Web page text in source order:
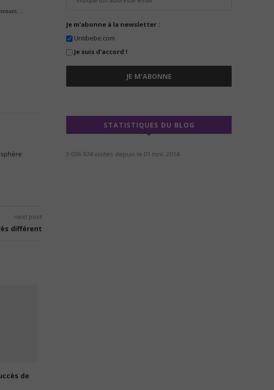
next post
différent
: quelles
?
Je m'abonne à la newsletter :
Untibebe.com
Je suis d'accord !
STATISTIQUES DU BLOG
5 036 974 visites depuis le 01 nov. 2014